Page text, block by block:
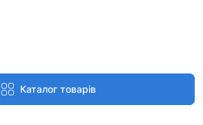
Каталог товарів